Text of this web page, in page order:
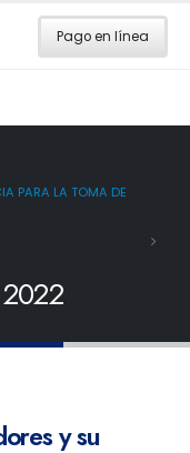
Pago en línea
PARA LA TOMA DE
y su